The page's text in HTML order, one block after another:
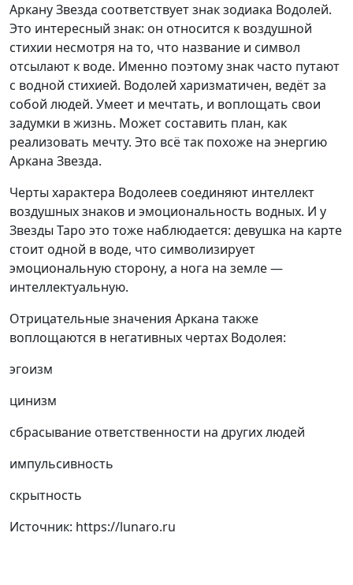
Аркану Звезда соответствует знак зодиака Водолей.
Это интересный знак: он относится к воздушной
стихии несмотря на то, что название и символ
отсылают к воде. Именно поэтому знак часто путают
с водной стихией. Водолей харизматичен, ведёт за
собой людей. Умеет и мечтать, и воплощать свои
задумки в жизнь. Может составить план, как
реализовать мечту. Это всё так похоже на энергию
Аркана Звезда.
Черты характера Водолеев соединяют интеллект
воздушных знаков и эмоциональность водных. И у
Звезды Таро это тоже наблюдается: девушка на карте
стоит одной в воде, что символизирует
эмоциональную сторону, а нога на земле —
интеллектуальную.
Отрицательные значения Аркана также
воплощаются в негативных чертах Водолея:
эгоизм
цинизм
сбрасывание ответственности на других людей
импульсивность
скрытность
Источник: https://lunaro.ru